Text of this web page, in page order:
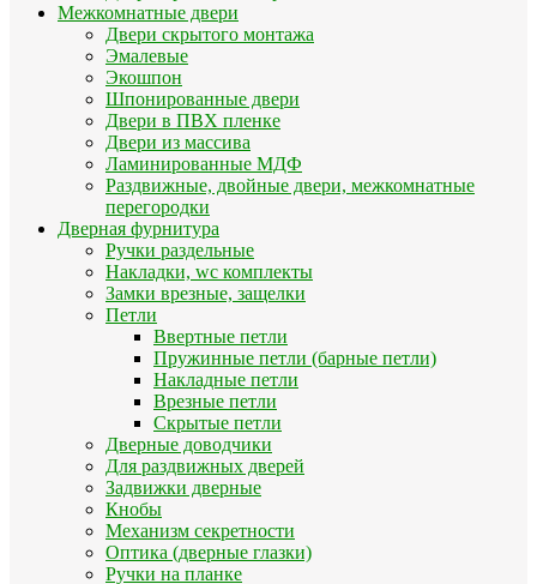
Межкомнатные двери
Двери скрытого монтажа
Эмалевые
Экошпон
Шпонированные двери
Двери в ПВХ пленке
Двери из массива
Ламинированные МДФ
Раздвижные, двойные двери, межкомнатные
перегородки
Дверная фурнитура
Ручки раздельные
Накладки, wc комплекты
Замки врезные, защелки
Петли
Ввертные петли
Пружинные петли (барные петли)
Накладные петли
Врезные петли
Скрытые петли
Дверные доводчики
Для раздвижных дверей
Задвижки дверные
Кнобы
Механизм секретности
Оптика (дверные глазки)
Ручки на планке